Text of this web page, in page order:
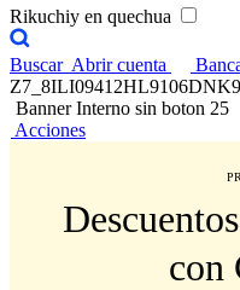
Rikuchiy en quechua
Buscar Abrir cuenta
Banner Interno sin boton 25
Acciones
con